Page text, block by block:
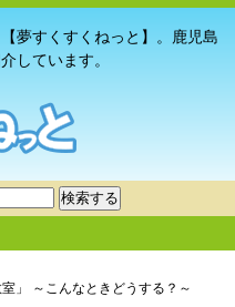
夢すくすくねっと】。鹿児島
しています。
検索する
」 ～こんなときどうする？～